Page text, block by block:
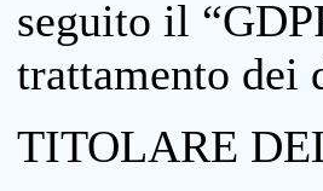
seguito il
trattamento dei
TITOLARE